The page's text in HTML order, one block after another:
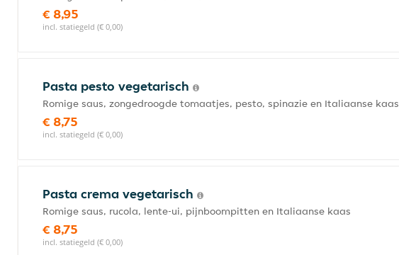
€ 8,95
incl. statiegeld (€ 0,00)
Pasta pesto vegetarisch
Romige saus, zongedroogde tomaatjes, pesto, spinazie en Italiaanse kaas
€ 8,75
incl. statiegeld (€ 0,00)
Pasta crema vegetarisch
Romige saus, rucola, lente-ui, pijnboompitten en Italiaanse kaas
€ 8,75
incl. statiegeld (€ 0,00)